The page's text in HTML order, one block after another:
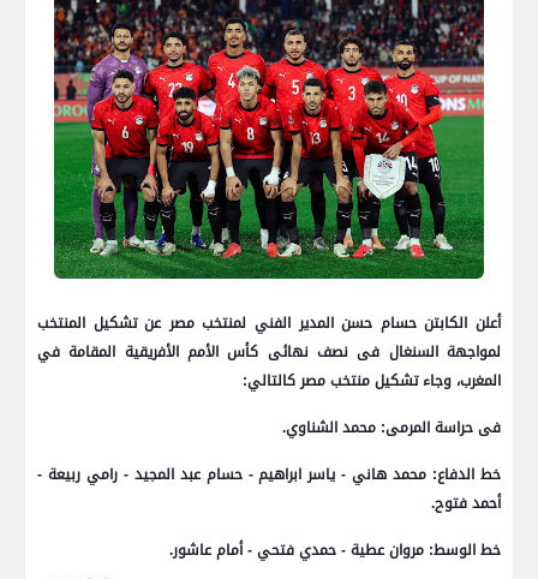
أعلن الكابتن حسام حسن المدير الفني لمنتخب مصر عن تشكيل المنتخب
لمواجهة السنغال فى نصف نهائى كأس الأمم الأفريقية المقامة في
المغرب، وجاء تشكيل منتخب مصر كالتالي:
فى حراسة المرمى: محمد الشناوي.
خط الدفاع: محمد هاني - ياسر ابراهيم - حسام عبد المجيد - رامي ربيعة -
أحمد فتوح.
خط الوسط: مروان عطية - حمدي فتحي - أمام عاشور.